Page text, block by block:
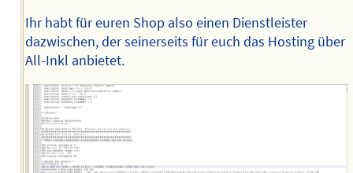
Ihr habt für euren Shop also einen Dienstleister
dazwischen, der seinerseits für euch das Hosting über
All-Inkl anbietet.